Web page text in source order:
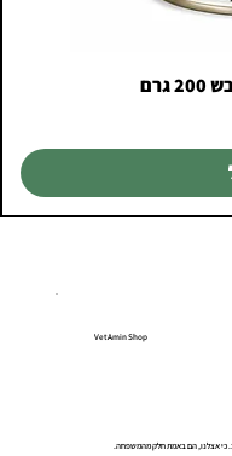
VetAmin Shop
כי אצלנו, הם באמת חלק מהמשפחה.